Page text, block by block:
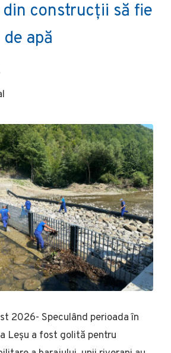
construcții să fie
apă
2026- Speculând perioada în
Leșu a fost golită pentru